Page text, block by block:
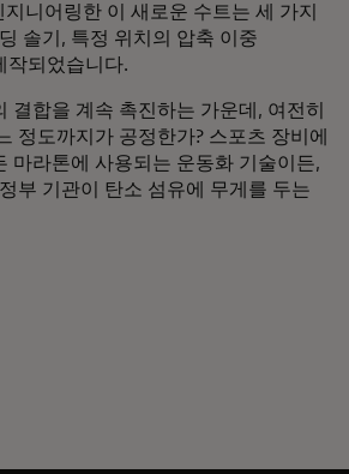
지니어링한 이 새로운 수트는 세 가지
솔기, 특정 위치의 압축 이중
작되었습니다.
결합을 계속 촉진하는 가운데, 여전히
정도까지가 공정한가? 스포츠 장비에
마라톤에 사용되는 운동화 기술이든,
부 기관이 탄소 섬유에 무게를 두는
.